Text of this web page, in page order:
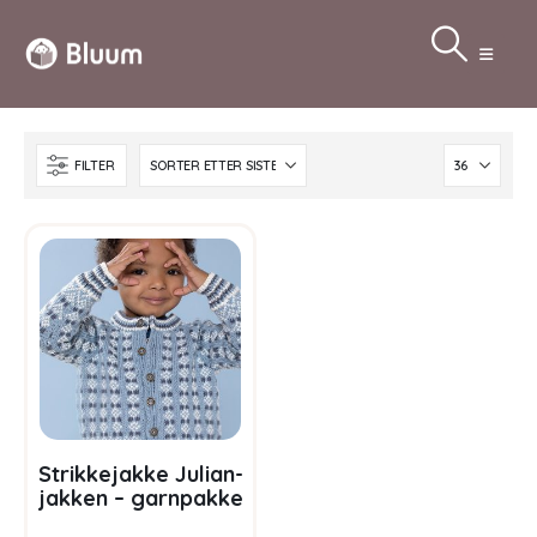
FILTER
Strikkejakke Julian-
jakken – garnpakke